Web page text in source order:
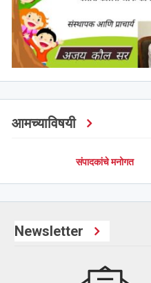
आमच्याविषयी
संपादकांचे मनोगत
Newsletter